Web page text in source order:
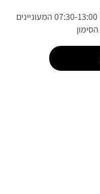
קייטנת חנוכה בגני הילדים 07:30-13:00 המעוניינים